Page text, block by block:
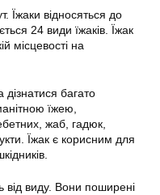
Їжаки відносяться до
24 види їжаків. Їжак
місцевості на
багато
їжею,
жаб, гадюк,
Їжак є корисним для
від виду. Вони поширені